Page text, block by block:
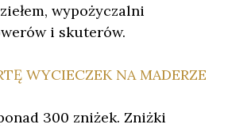
wypożyczalni
i skuterów.
WYCIECZEK NA MADERZE
300 zniżek. Zniżki